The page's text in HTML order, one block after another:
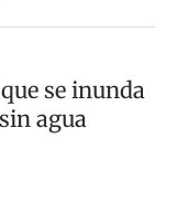
se inunda
agua